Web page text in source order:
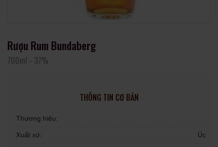
Rượu Rum Bundaberg
700ml - 37%
THÔNG TIN CƠ BẢN
Thương hiệu:
Xuất xứ: Úc